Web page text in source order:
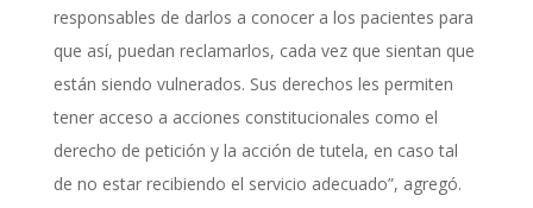
responsables de darlos a conocer a los pacientes para
que así, puedan reclamarlos, cada vez que sientan que
están siendo vulnerados. Sus derechos les permiten
tener acceso a acciones constitucionales como el
derecho de petición y la acción de tutela, en caso tal
de no estar recibiendo el servicio adecuado”, agregó.